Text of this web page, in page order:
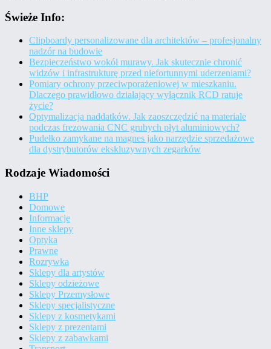
Świeże Info:
Clipboardy personalizowane dla architektów – profesjonalny
nadzór na budowie
Bezpieczeństwo wokół murawy. Jak skutecznie chronić
widzów i infrastrukturę przed niefortunnymi uderzeniami?
Pomiary ochrony przeciwporażeniowej w mieszkaniu.
Dlaczego prawidłowo działający wyłącznik RCD ratuje
życie?
Optymalizacja naddatków. Jak zaoszczędzić na materiale
podczas frezowania CNC grubych płyt aluminiowych?
Pudełko zamykane na magnes jako narzędzie sprzedażowe
dla dystrybutorów ekskluzywnych zegarków
Rodzaje Wiadomości
BHP
Domowe
Informacje
Inne sklepy
Optyka
Prawne
Rozrywka
Sklepy dla artystów
Sklepy odzieżowe
Sklepy Przemysłowe
Sklepy specjalistyczne
Sklepy z kosmetykami
Sklepy z prezentami
Sklepy z zabawkami